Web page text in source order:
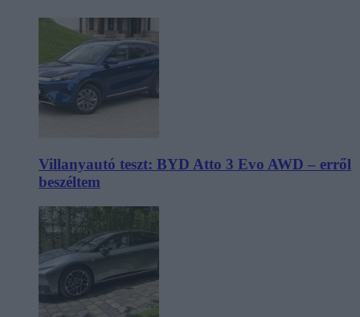
Villanyautó teszt: BYD Atto 3 Evo AWD – erről
beszéltem